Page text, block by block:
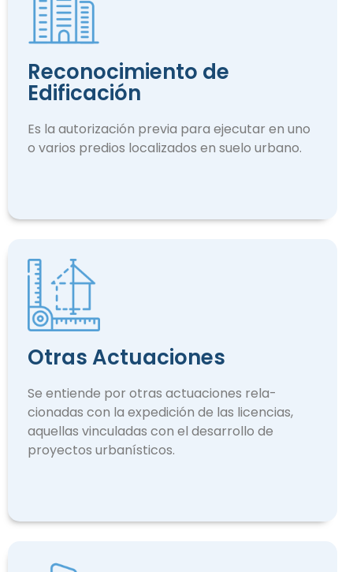
Reconocimiento de
Edificación
Es la autorización previa para ejecutar en uno
o varios predios localizados en suelo urbano.
Otras Actuaciones
Se entiende por otras actuaciones rela­
cionadas con la expedición de las licencias,
aquellas vinculadas con el desarrollo de
proyectos urbanísticos.